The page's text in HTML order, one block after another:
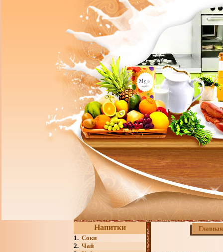
Напитки
1. Соки
2. Чай
Главная